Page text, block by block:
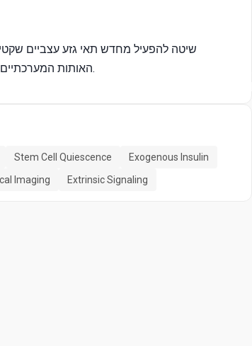
שיטה להפעיל מחדש תאי גזע עצביים
האותות המערכתיים מאותות מהותיים רקמה בוויסות של השבתת תאי גזע עצביים, כניסה ויציאה.
Stem Cell Quiescence
Exogenous Insulin
Imaging Extrinsic Signaling